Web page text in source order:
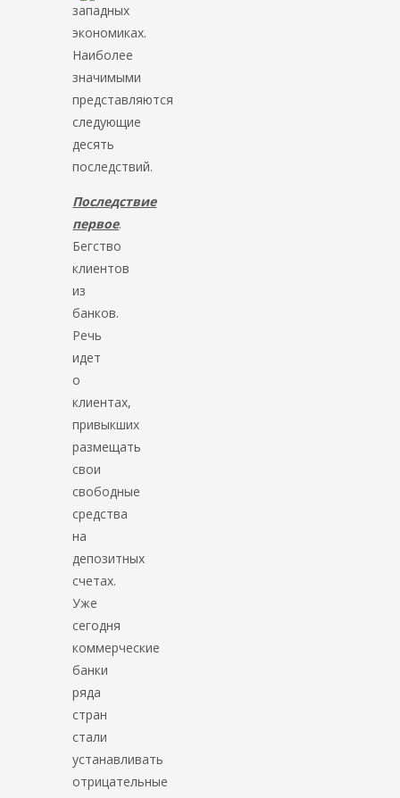
западных
экономиках.
Наиболее
значимыми
представляются
следующие
десять
последствий.
Последствие
первое.
Бегство
клиентов
из
банков.
Речь
идет
о
клиентах,
привыкших
размещать
свои
свободные
средства
на
депозитных
счетах.
Уже
сегодня
коммерческие
банки
ряда
стран
стали
устанавливать
отрицательные